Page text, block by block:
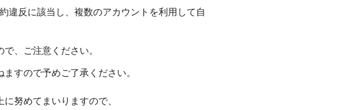
違反に該当し、複数のアカウントを利用して自
、ご注意ください。
すので予めご了承ください。
努めてまいりますので、